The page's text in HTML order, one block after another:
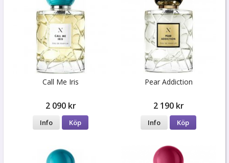
Call Me Iris
2 090 kr
Info Köp
Pear Addiction
2 190 kr
Info Köp